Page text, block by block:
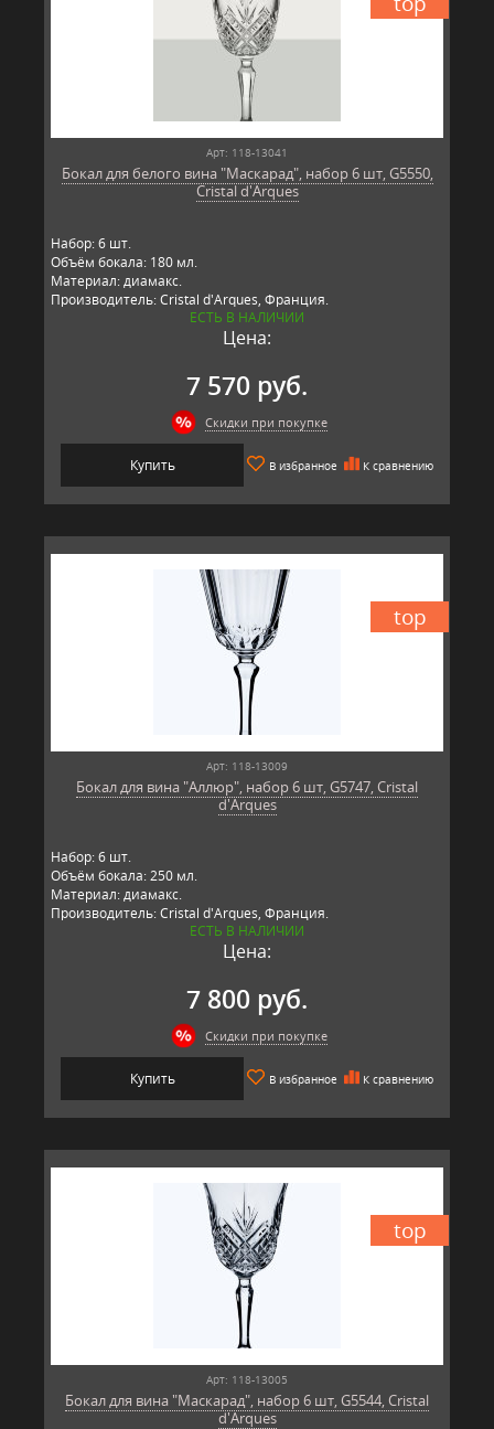
Арт: 118-13041
Бокал для белого вина "Маскарад", набор 6 шт, G5550,
Cristal d'Arques
Набор: 6 шт.
Объём бокала: 180 мл.
Материал: диамакс.
Производитель: Cristal d'Arques, Франция.
ЕСТЬ В НАЛИЧИИ
Цена:
7 570 руб.
Скидки при покупке
Купить В избранное К сравнению
top
Арт: 118-13009
Бокал для вина "Аллюр", набор 6 шт, G5747, Cristal
d'Arques
Набор: 6 шт.
Объём бокала: 250 мл.
Материал: диамакс.
Производитель: Cristal d'Arques, Франция.
ЕСТЬ В НАЛИЧИИ
Цена:
7 800 руб.
Скидки при покупке
Купить В избранное К сравнению
top
Арт: 118-13005
Бокал для вина "Маскарад", набор 6 шт, G5544, Cristal
d'Arques